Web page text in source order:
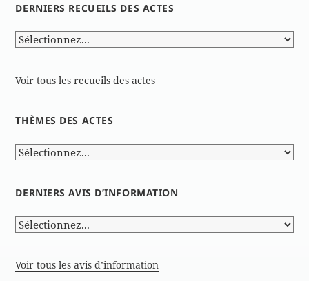
DERNIERS RECUEILS DES ACTES
Voir tous les recueils des actes
THÈMES DES ACTES
DERNIERS AVIS D’INFORMATION
Voir tous les avis d’information